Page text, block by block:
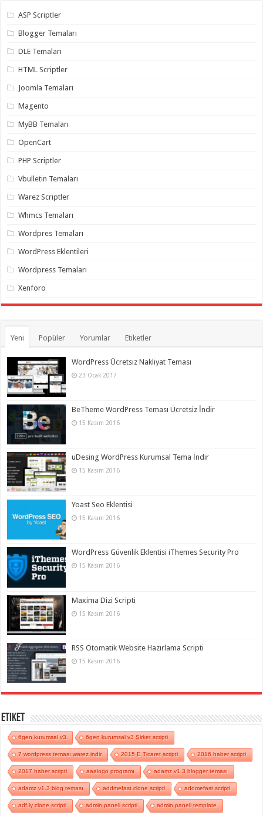
gaziantep
organizasyon,
gaziantep
organizasyon
gaziantep
organizasyon,
gaziantep
organizasyon,
gaziantep
organizasyon ,
gaziantep
organizasyon,
palyaço,
takipçi
twitter
hilesi ,
takipçi
ASP Scriptler
Blogger Temaları
DLE Temaları
HTML Scriptler
Joomla Temaları
Magento
MyBB Temaları
OpenCart
PHP Scriptler
Vbulletin Temaları
Warez Scriptler
Whmcs Temaları
Wordpres Temaları
WordPress Eklentileri
Wordpress Temaları
Xenforo
Yeni Popüler Yorumlar Etiketler
WordPress Ücretsiz Nakliyat Teması
23 Ocak 2017
BeTheme WordPress Teması Ücretsiz İndir
15 Kasım 2016
uDesing WordPress Kurumsal Tema İndir
15 Kasım 2016
Yoast Seo Eklentisi
15 Kasım 2016
WordPress Güvenlik Eklentisi iThemes Security Pro
15 Kasım 2016
Maxima Dizi Scripti
15 Kasım 2016
RSS Otomatik Website Hazırlama Scripti
15 Kasım 2016
Etiket
6gen kurumsal v3 6gen kurumsal v3 Şirket scripti
7 wordpress teması warez indir 2015 E Ticaret scripti 2016 haber scripti
2017 haber scripti aaalogo programı adamz v1.3 blogger teması
adamz v1.3 blog teması addmefast clone scripti addmefast scripti
adf.ly clone scripti admin paneli scripti admin paneli template